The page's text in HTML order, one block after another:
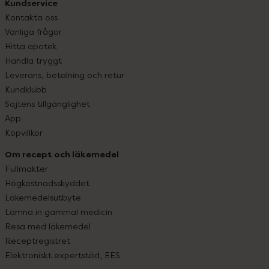
Kundservice
Kontakta oss
Vanliga frågor
Hitta apotek
Handla tryggt
Leverans, betalning och retur
Kundklubb
Sajtens tillgänglighet
App
Köpvillkor
Om recept och läkemedel
Fullmakter
Högkostnadsskyddet
Läkemedelsutbyte
Lämna in gammal medicin
Resa med läkemedel
Receptregistret
Elektroniskt expertstöd, EES